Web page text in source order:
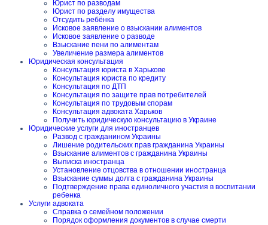
Юрист по разводам
Юрист по разделу имущества
Отсудить ребёнка
Исковое заявление о взыскании алиментов
Исковое заявление о разводе
Взыскание пени по алиментам
Увеличение размера алиментов
Юридическая консультация
Консультация юриста в Харькове
Консультация юриста по кредиту
Консультация по ДТП
Консультация по защите прав потребителей
Консультация по трудовым спорам
Консультация адвоката Харьков
Получить юридическую консультацию в Украине
Юридические услуги для иностранцев
Развод с гражданином Украины
Лишение родительских прав гражданина Украины
Взыскание алиментов с гражданина Украины
Выписка иностранца
Установление отцовства в отношении иностранца
Взыскание суммы долга с гражданина Украины
Подтверждение права единоличного участия в воспитании
ребенка
Услуги адвоката
Справка о семейном положении
Порядок оформления документов в случае смерти